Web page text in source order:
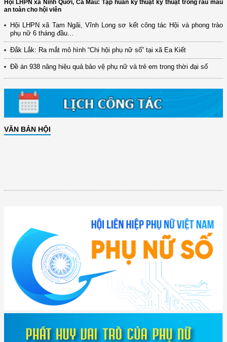
Hội LHPN xã Ninh Quới, Cà Mau: Tập huấn kỹ thuật kỹ thuật trồng rau màu
an toàn cho hội viên
Hội LHPN xã Tam Ngãi, Vĩnh Long sơ kết công tác Hội và phong trào
phụ nữ 6 tháng đầu...
Đắk Lắk: Ra mắt mô hình “Chi hội phụ nữ số” tại xã Ea Kiết
Đề án 938 nâng hiệu quả bảo vệ phụ nữ và trẻ em trong thời đại số
VĂN BẢN HỘI